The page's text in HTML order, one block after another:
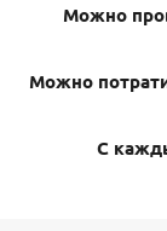
Можно
Можно
С